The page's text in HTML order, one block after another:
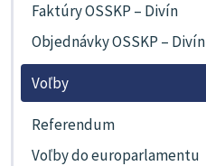
Faktúry OSSKP – Divín
Objednávky OSSKP – Divín
Voľby
Referendum
Voľby do europarlamentu